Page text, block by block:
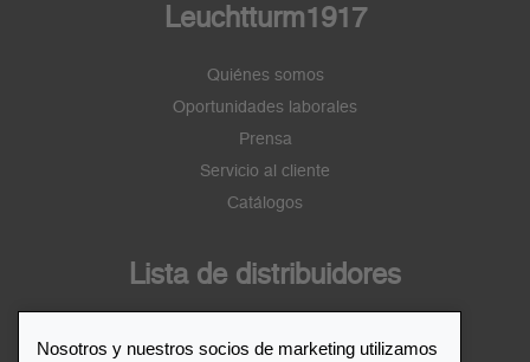
Leuchtturm1917
Quiénes somos
Oportunidades laborales
Prensa
Servicio al cliente
Catálogos
Lista de distribuidores
Nosotros y nuestros socios de marketing utilizamos